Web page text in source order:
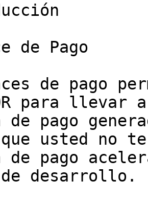
de Pago
de pago
para llevar
pago
usted no
pago
de desarrollo.